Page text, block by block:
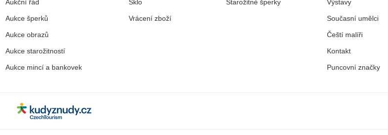
Aukční řád
Aukce šperků
Aukce obrazů
Aukce starožitností
Aukce mincí a bankovek
Sklo
Vrácení zboží
Starožitné šperky Výstavy
Současní umělci
Čeští malíři
Kontakt
Puncovní značky